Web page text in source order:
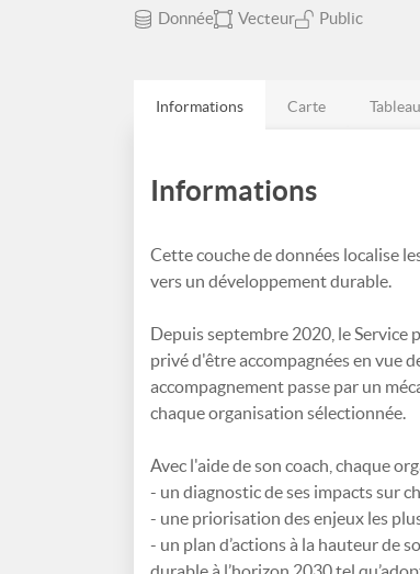
Donnée Vecteur Public
Informations Carte Tableau
Informations
Cette couche de données localise
vers un développement durable.
Depuis septembre 2020, le Service
privé d'être accompagnées en vue
accompagnement passe par un
chaque organisation sélectionnée.
Avec l'aide de son coach, chaque
- un diagnostic de ses impacts sur
- une priorisation des enjeux les
- un plan d’actions à la hauteur de